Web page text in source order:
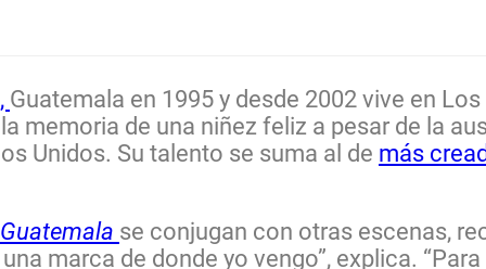
Guatemala en 1995 y desde 2002 vive en
memoria de una niñez feliz a pesar de la
Unidos. Su talento se suma al de más
se conjugan con otras escenas,
marca de donde yo vengo”, explica.